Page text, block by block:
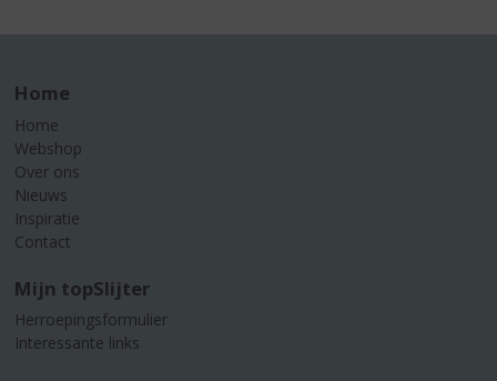
Home
Home
Webshop
Over ons
Nieuws
Inspiratie
Contact
Mijn topSlijter
Herroepingsformulier
Interessante links